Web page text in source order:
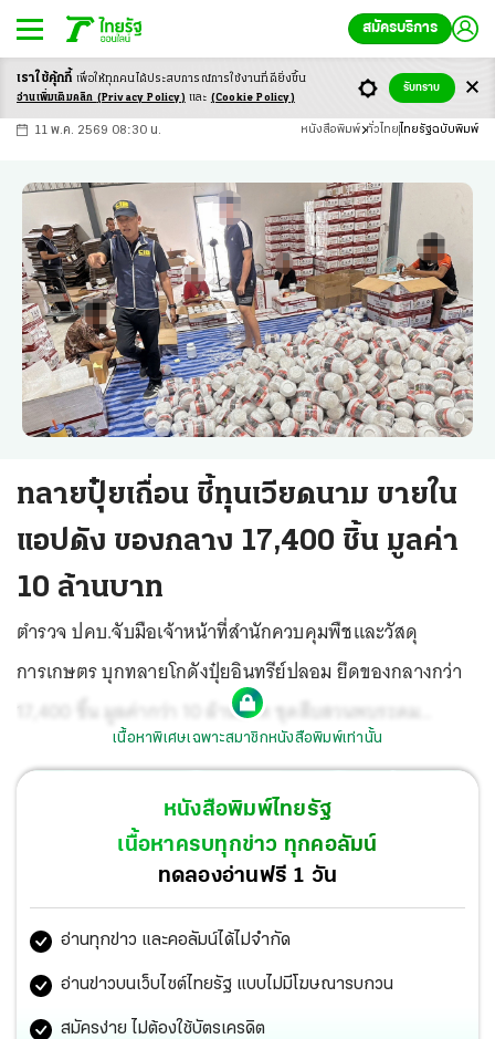
สมัครบริการ
-ก ก ก+
11 พ.ค. 2569 08:30 น. หนังสือพิมพ์ ทั่วไทย ไทยรัฐฉบับพิมพ์
ทลายปุ๋ยเถื่อน ชี้ทุนเวียดนาม ขายใน
แอปดัง ของกลาง 17,400 ชิ้น มูลค่า
10 ล้านบาท
ตำรวจ ปคบ.จับมือเจ้าหน้าที่สำนักควบคุมพืชและวัสดุ
การเกษตร บุกทลายโกดังปุ๋ยอินทรีย์ปลอม ยึดของกลางกว่า
17,400 ชิ้น มูลค่ากว่า 10 ล้านบาท ชุดสืบสวนพบระดม
โฆษณาขายผ่านแพลตฟอร์มออนไลน์ชื่อดัง ทั้งติ๊กต่อก เฟ
ซบุ๊ก และลาซาด้า ตรวจสอบแล้วไม่ผ่านการตรวจสอบ
คุณภาพและขออนุญาตนำมาขายในประเทศ ราคากระปุกละ
เกือบ 600 บาท ยอดสั่งซื้อทะลักกว่า 300 ใบต่อวัน แต่นายทุน
และผู้รับคำสั่งซื้อสินค้าเป็นคนเวียดนามทั้งหมด เร่งขยายผล
ล่าตัวมาดำเนินคดีแล้ว
เนื้อหาพิเศษเฉพาะสมาชิกหนังสือพิมพ์เท่านั้น
หนังสือพิมพ์ไทยรัฐ
เนื้อหาครบทุกข่าว ทุกคอลัมน์
ทดลองอ่านฟรี 1 วัน
อ่านทุกข่าว และคอลัมน์ได้ไม่จำกัด
อ่านข่าวบนเว็บไซต์ไทยรัฐ แบบไม่มีโฆษณารบกวน
สมัครง่าย ไม่ต้องใช้บัตรเครดิต
เราใช้คุ้กกี้ เพื่อให้ทุกคนได้ประสบการณ์การใช้งานที่ดียิ่งขึ้น
อ่านเพิ่มเติมคลิก (Privacy Policy) และ (Cookie Policy)
รับทราบ